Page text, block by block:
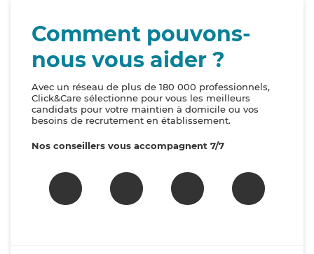
Comment pouvons-
nous vous aider ?
Avec un réseau de plus de 180 000 professionnels,
Click&Care sélectionne pour vous les meilleurs
candidats pour votre maintien à domicile ou vos
besoins de recrutement en établissement.
Nos conseillers vous accompagnent 7/7